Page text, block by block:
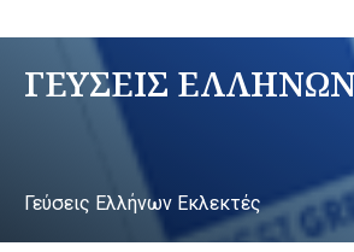
ΓΕΥΣΕΙΣ ΕΛΛΗΝΩΝ
Γεύσεις Ελλήνων Εκλεκτές